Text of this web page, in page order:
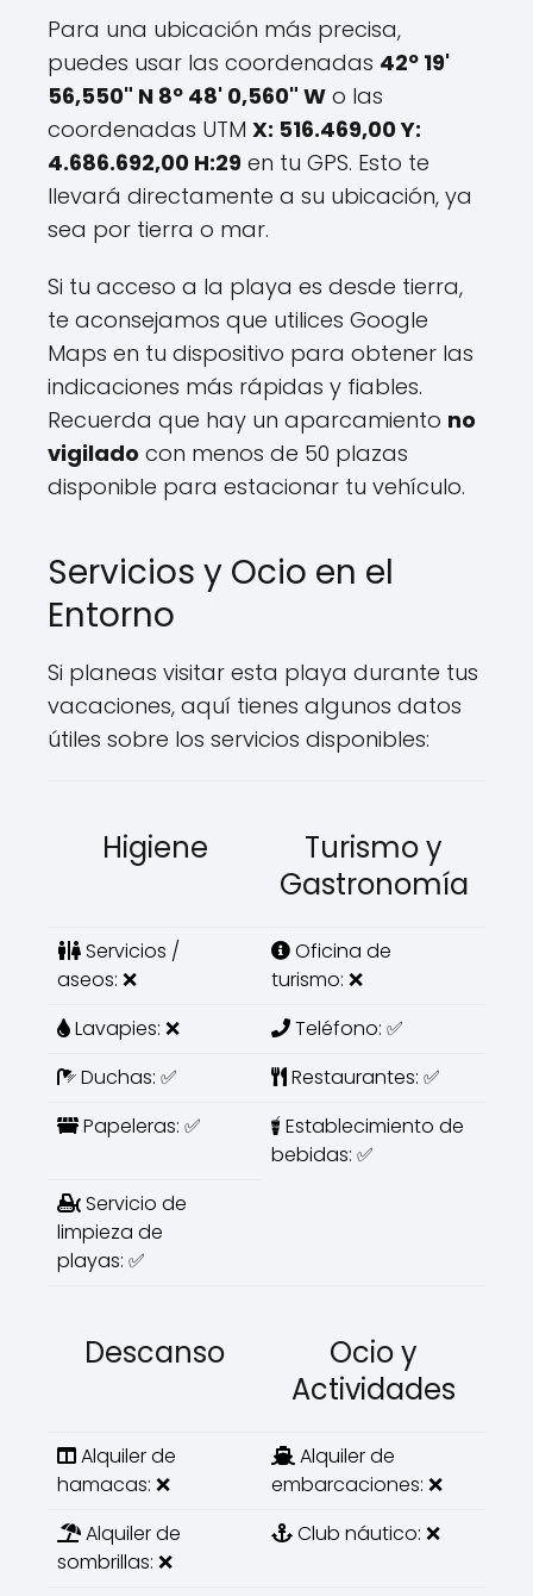
Para una ubicación más precisa,
puedes usar las coordenadas 42º 19'
56,550" N 8º 48' 0,560" W o las
coordenadas UTM X: 516.469,00 Y:
4.686.692,00 H:29 en tu GPS. Esto te
llevará directamente a su ubicación, ya
sea por tierra o mar.
Si tu acceso a la playa es desde tierra,
te aconsejamos que utilices Google
Maps en tu dispositivo para obtener las
indicaciones más rápidas y fiables.
Recuerda que hay un aparcamiento no
vigilado con menos de 50 plazas
disponible para estacionar tu vehículo.
Servicios y Ocio en el
Entorno
Si planeas visitar esta playa durante tus
vacaciones, aquí tienes algunos datos
útiles sobre los servicios disponibles:
Higiene
Turismo y
Gastronomía
Servicios /
aseos: ❌
Oficina de
turismo: ❌
Lavapies: ❌
Teléfono: ✅
Duchas: ✅
Restaurantes: ✅
Papeleras: ✅
Establecimiento de
bebidas: ✅
Servicio de
limpieza de
playas: ✅
Descanso
Ocio y
Actividades
Alquiler de
hamacas: ❌
Alquiler de
embarcaciones: ❌
Alquiler de
sombrillas: ❌
Club náutico: ❌